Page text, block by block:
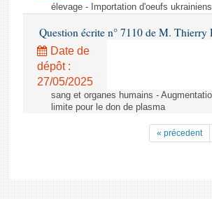
élevage - Importation d'oeufs
Question écrite n° 7110 de M. Thierry
Date de
dépôt :
27/05/2025
sang et organes humains -
limite pour le don de plasma
« précedent